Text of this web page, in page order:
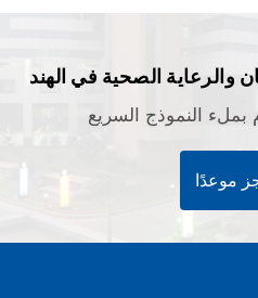
الصحية في الهند
موعدًا